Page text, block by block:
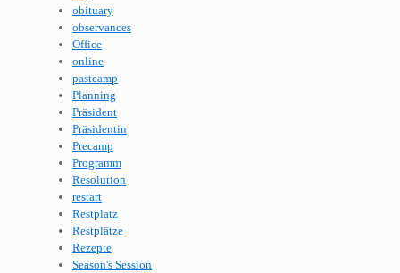
obituary
observances
Office
online
pastcamp
Planning
Präsident
Präsidentin
Precamp
Programm
Resolution
restart
Restplatz
Restplätze
Rezepte
Season's Session